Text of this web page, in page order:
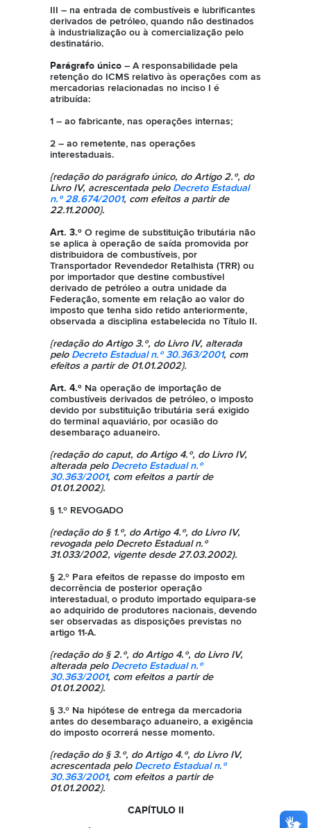
III – na entrada de combustíveis e lubrificantes
derivados de petróleo, quando não destinados
à industrialização ou à comercialização pelo
destinatário.
Parágrafo único – A responsabilidade pela
retenção do ICMS relativo às operações com as
mercadorias relacionadas no inciso I é
atribuída:
1 – ao fabricante, nas operações internas;
2 – ao remetente, nas operações
interestaduais.
{redação do parágrafo único, do Artigo 2.º, do
Livro IV, acrescentada pelo Decreto Estadual
n.º 28.674/2001, com efeitos a partir de
22.11.2000}.
Art. 3.º O regime de substituição tributária não
se aplica à operação de saída promovida por
distribuidora de combustíveis, por
Transportador Revendedor Retalhista (TRR) ou
por importador que destine combustível
derivado de petróleo a outra unidade da
Federação, somente em relação ao valor do
imposto que tenha sido retido anteriormente,
observada a disciplina estabelecida no Título II.
{redação do Artigo 3.º, do Livro IV, alterada
pelo Decreto Estadual n.º 30.363/2001, com
efeitos a partir de 01.01.2002}.
Art. 4.º Na operação de importação de
combustíveis derivados de petróleo, o imposto
devido por substituição tributária será exigido
do terminal aquaviário, por ocasião do
desembaraço aduaneiro.
{redação do caput, do Artigo 4.º, do Livro IV,
alterada pelo Decreto Estadual n.º
30.363/2001, com efeitos a partir de
01.01.2002}.
§ 1.º REVOGADO
{redação do § 1.º, do Artigo 4.º, do Livro IV,
revogada pelo Decreto Estadual n.º
31.033/2002, vigente desde 27.03.2002).
§ 2.º Para efeitos de repasse do imposto em
decorrência de posterior operação
interestadual, o produto importado equipara-se
ao adquirido de produtores nacionais, devendo
ser observadas as disposições previstas no
artigo 11-A.
{redação do § 2.º, do Artigo 4.º, do Livro IV,
alterada pelo Decreto Estadual n.º
30.363/2001, com efeitos a partir de
01.01.2002}.
§ 3.º Na hipótese de entrega da mercadoria
antes do desembaraço aduaneiro, a exigência
do imposto ocorrerá nesse momento.
{redação do § 3.º, do Artigo 4.º, do Livro IV,
acrescentada pelo Decreto Estadual n.º
30.363/2001, com efeitos a partir de
01.01.2002}.
CAPÍTULO II